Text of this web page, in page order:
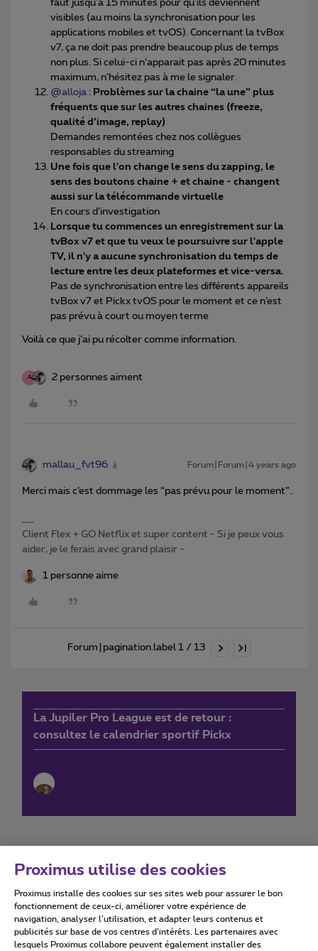
faut jusqu'à 15 minutes pour qu'ils deviennent
visibles (au moins la synchronisation pour les
applications mobiles et tvOS). Concernant la tvBox
v7, ça ne doit pas prendre beaucoup plus de temps
non plus. Si celui-ci n’apparait pas après 20 minutes
maximum, n’hésitez pas à me le signaler.
@alloja : Problèmes sur la chaine “la une” plus
fréquents que sur les autres chaines (freeze,
qualité d’image, replay)
Demandes remontées chez nos collègues
responsables du streaming
Une fois que l'on change le sens du zapping, le
sens des boutons chaine + et chaine - changent
aussi sur la télécommande virtuelle
En cours d’investigation
Lorsque tu commences un enregistrement sur la
tvBox v7 et que tu veux le poursuivre sur l'apple
TV, il n'y a aucune synchronisation du temps de
lecture entre les deux plateformes et vice-versa.
Pas de synchronisation entre les différents appareils
tvBox v7 et Pickx tvOS pour le moment et ce n’est
pas prévu à court ou moyen terme
Voilà ce que j’ai pu récolter comme information.
A 2 personnes aiment
mallau_fvt96 Forum|Forum|4 years ago
Merci mais c’est dommage les “pas prévu pour le moment”..
Client Flex + GO Netflix et super content - Si je peux vous
aider, je le ferais avec grand plaisir -
1 personne aime
Forum|pagination.label 1 / 13
La Jupiler Pro League est de retour :
consultez le calendrier sportif Pickx
Conditions d'utilisation Accessibility statement
Proximus utilise des cookies
Proximus installe des cookies sur ses sites web pour assurer le bon
fonctionnement de ceux-ci, améliorer votre expérience de
navigation, analyser l’utilisation, et adapter leurs contenus et
publicités sur base de vos centres d’intérêts. Les partenaires avec
lesquels Proximus collabore peuvent également installer des